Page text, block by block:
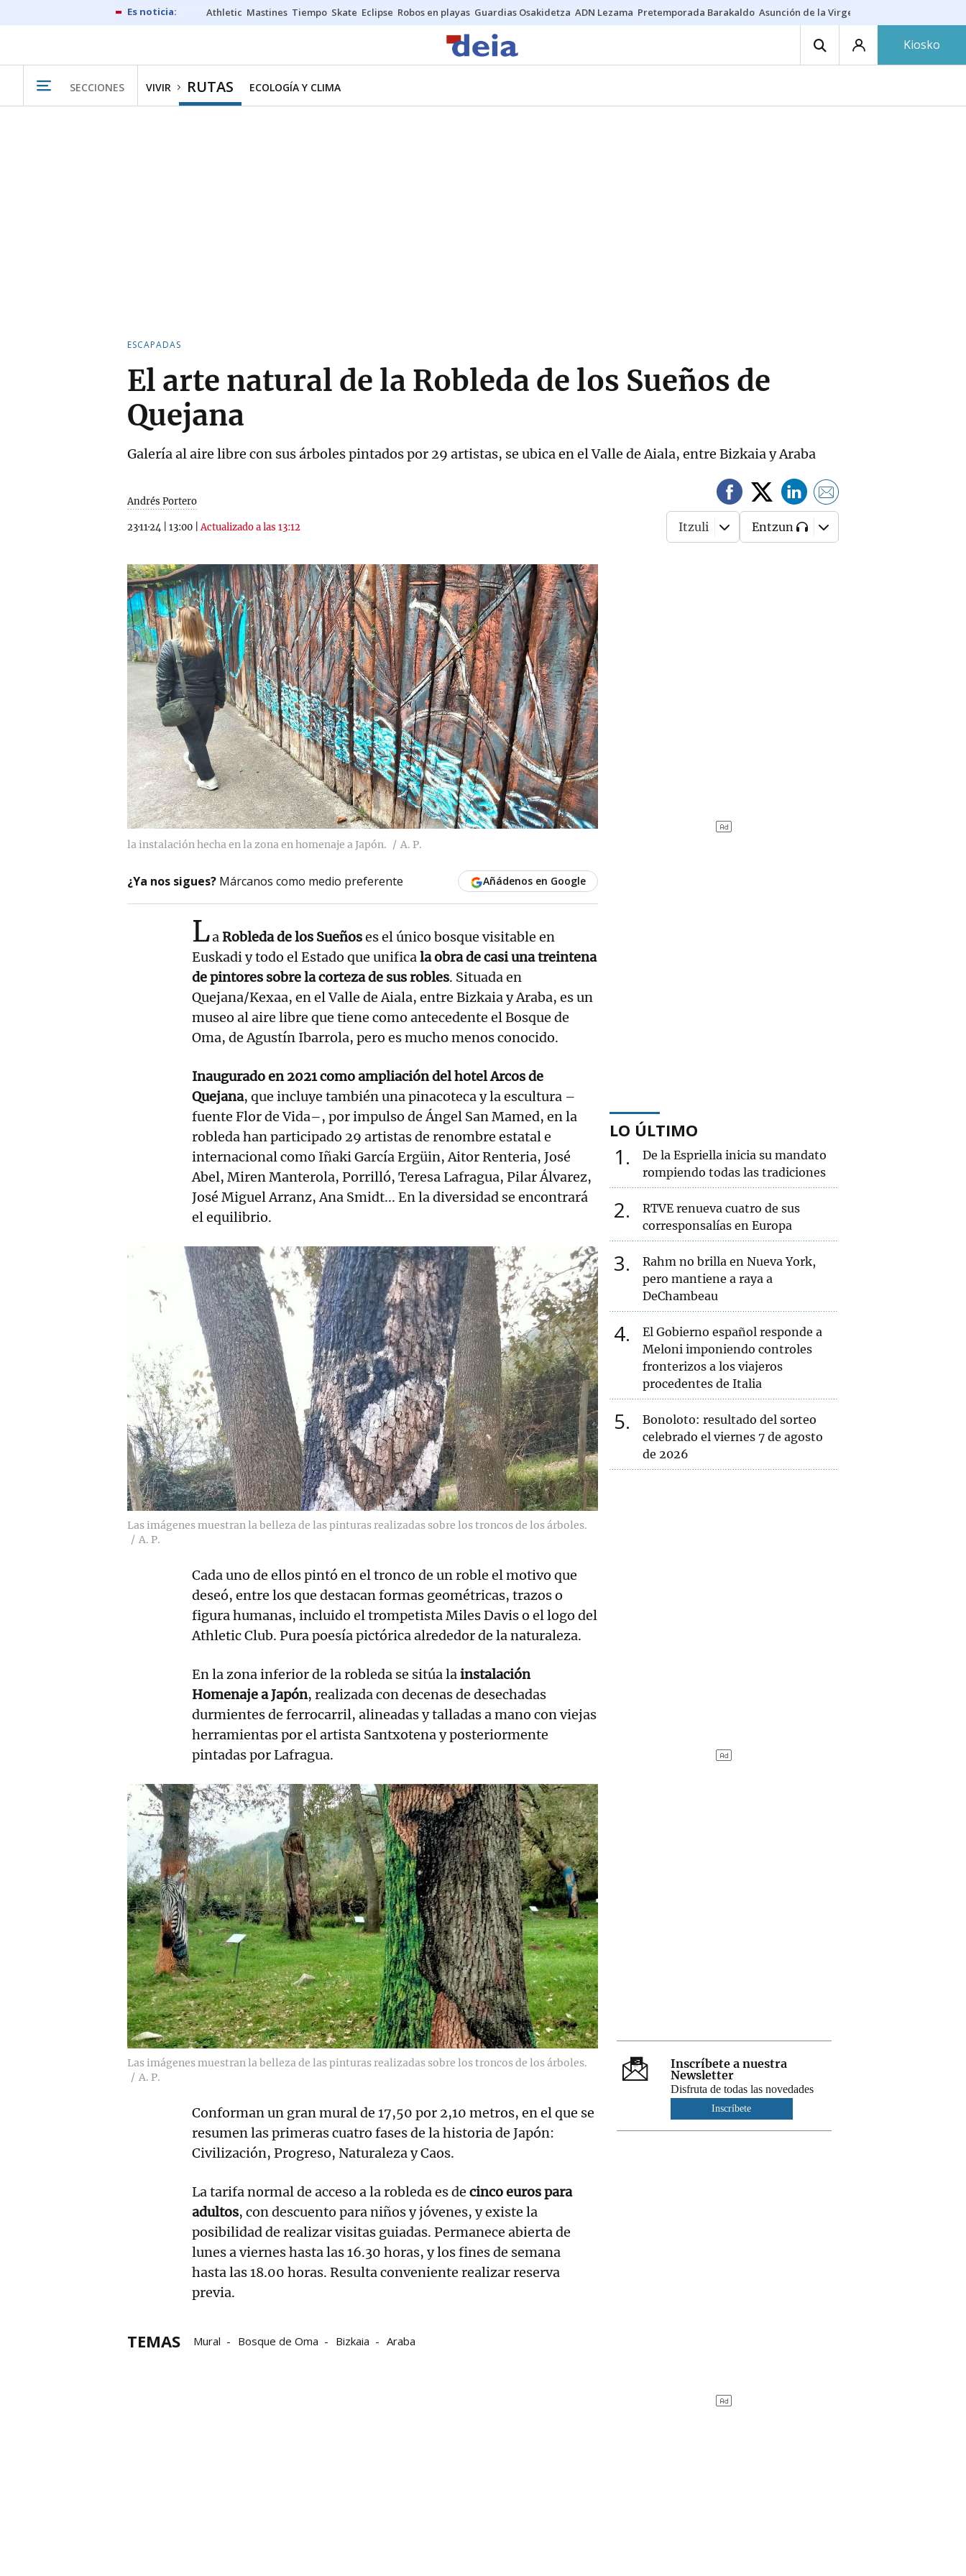
Athletic Mastines Tiempo Skate Eclipse Robos en playas Guardias Osakidetza ADN Lezama Pretemporada Barakaldo Asunción de la Virgen
Kiosko
SECCIONES VIVIR RUTAS ECOLOGÍA Y CLIMA
ESCAPADAS
El arte natural de la Robleda de los Sueños de
Quejana
Galería al aire libre con sus árboles pintados por 29 artistas, se ubica en el Valle de Aiala, entre Bizkaia y Araba
Andrés Portero
23·11·24 13:00 |Actualizado a las 13:12 Itzuli Entzun
la instalación hecha en la zona en homenaje a Japón. A. P.
¿Ya nos sigues? Márcanos como medio preferente Añádenos en Google
LaRobleda de los Sueñoses el único bosque visitable en
Euskadi y todo el Estado que unificala obra de casi una treintena
de pintores sobre la corteza de sus robles. Situada en
Quejana/Kexaa, en el Valle de Aiala, entre Bizkaia y Araba, es un
museo al aire libre que tiene como antecedente el Bosque de
Oma, de Agustín Ibarrola, pero es mucho menos conocido.
Inaugurado en 2021 como ampliación del hotel Arcos de
Quejana, que incluye también una pinacoteca y la escultura –
fuente Flor de Vida–, por impulso de Ángel San Mamed, en la
robleda han participado 29 artistas de renombre estatal e
internacional como Iñaki García Ergüin, Aitor Renteria, José
Abel, Miren Manterola, Porrilló, Teresa Lafragua, Pilar Álvarez,
José Miguel Arranz, Ana Smidt... En la diversidad se encontrará
el equilibrio.
Las imágenes muestran la belleza de las pinturas realizadas sobre los troncos de los árboles.
A. P.
Cada uno de ellos pintó en el tronco de un roble el motivo que
deseó, entre los que destacan formas geométricas, trazos o
figura humanas, incluido el trompetista Miles Davis o el logo del
Athletic Club. Pura poesía pictórica alrededor de la naturaleza.
En la zona inferior de la robleda se sitúa lainstalación
Homenaje a Japón, realizada con decenas de desechadas
durmientes de ferrocarril, alineadas y talladas a mano con viejas
herramientas por el artista Santxotena y posteriormente
pintadas por Lafragua.
Las imágenes muestran la belleza de las pinturas realizadas sobre los troncos de los árboles.
A. P.
Conforman un gran mural de 17,50 por 2,10 metros, en el que se
resumen las primeras cuatro fases de la historia de Japón:
Civilización, Progreso, Naturaleza y Caos.
La tarifa normal de acceso a la robleda es de cinco euros para
adultos, con descuento para niños y jóvenes, y existe la
posibilidad de realizar visitas guiadas. Permanece abierta de
lunes a viernes hasta las 16.30 horas, y los fines de semana
hasta las 18.00 horas. Resulta conveniente realizar reserva
previa.
TEMAS Mural Bosque de Oma Bizkaia Araba
LO ÚLTIMO
1
De la Espriella inicia su mandato
rompiendo todas las tradiciones
2
RTVE renueva cuatro de sus
corresponsalías en Europa
3
Rahm no brilla en Nueva York,
pero mantiene a raya a
DeChambeau
4
El Gobierno español responde a
Meloni imponiendo controles
fronterizos a los viajeros
procedentes de Italia
5
Bonoloto: resultado del sorteo
celebrado el viernes 7 de agosto
de 2026
Inscríbete a nuestra
Newsletter
Disfruta de todas las novedades
Inscríbete